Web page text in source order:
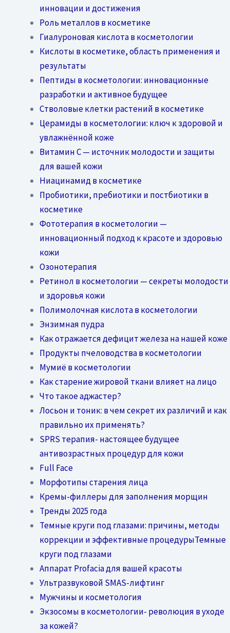
инновации и достижения
Роль металлов в косметике
Гиалуроновая кислота в косметологии
Кислоты в косметике, область применения и
результаты
Пептиды в косметологии: инновационные
разработки и активное будущее
Стволовые клетки растений в косметике
Церамиды в косметологии: ключ к здоровой и
увлажнённой коже
Витамин C — источник молодости и защиты
для вашей кожи
Ниацинамид в косметике
Пробиотики, пребиотики и постбиотики в
косметике
Фототерапия в косметологии —
инновационный подход к красоте и здоровью
кожи
Озонотерапия
Ретинол в косметологии — секреты молодости
и здоровья кожи
Полимолочная кислота в косметологии
Энзимная пудра
Как отражается дефицит железа на нашей коже
Продукты пчеловодства в косметологии
Мумиё в косметологии
Как старение жировой ткани влияет на лицо
Что такое аджастер?
Лосьон и тоник: в чем секрет их различий и как
правильно их применять?
SPRS терапия- настоящее будущее
антивозрастных процедур для кожи
Full Face
Морфотипы старения лица
Кремы-филлеры для заполнения морщин
Тренды 2025 года
Темные круги под глазами: причины, методы
коррекции и эффективные процедурыТемные
круги под глазами
Аппарат Profacia для вашей красоты
Ультразвуковой SMAS-лифтинг
Мужчины и косметология
Экзосомы в косметологии- революция в уходе
за кожей?